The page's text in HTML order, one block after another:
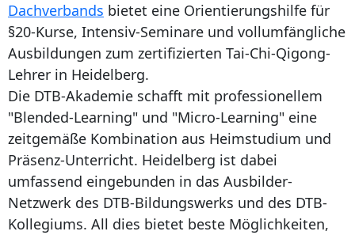
Dachverbands bietet eine Orientierungshilfe für
§20-Kurse, Intensiv-Seminare und vollumfängliche
Ausbildungen zum zertifizierten Tai-Chi-Qigong-
Lehrer in Heidelberg.
Die DTB-Akademie schafft mit professionellem
"Blended-Learning" und "Micro-Learning" eine
zeitgemäße Kombination aus Heimstudium und
Präsenz-Unterricht. Heidelberg ist dabei
umfassend eingebunden in das Ausbilder-
Netzwerk des DTB-Bildungswerks und des DTB-
Kollegiums. All dies bietet beste Möglichkeiten,